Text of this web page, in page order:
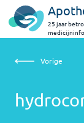
25 jaar
hydrocortison
Vorige